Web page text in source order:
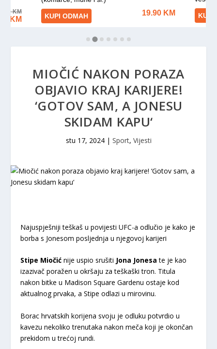
MIOČIĆ NAKON PORAZA
OBJAVIO KRAJ KARIJERE!
‘GOTOV SAM, A JONESU
SKIDAM KAPU‘
stu 17, 2024| Sport, Vijesti
Najuspješniji teškaš u povijesti UFC-a odlučio je kako je
borba s Jonesom posljednja u njegovoj karijeri
Stipe Miočićnije uspio srušiti Jona Jonesate je kao
izazivač poražen u okršaju za teškaški tron. Titula
nakon bitke u Madison Square Gardenu ostaje kod
aktualnog prvaka, a Stipe odlazi u mirovinu.
Borac hrvatskih korijena svoju je odluku potvrdio u
kavezu nekoliko trenutaka nakon meča koji je okončan
prekidom u trećoj rundi.